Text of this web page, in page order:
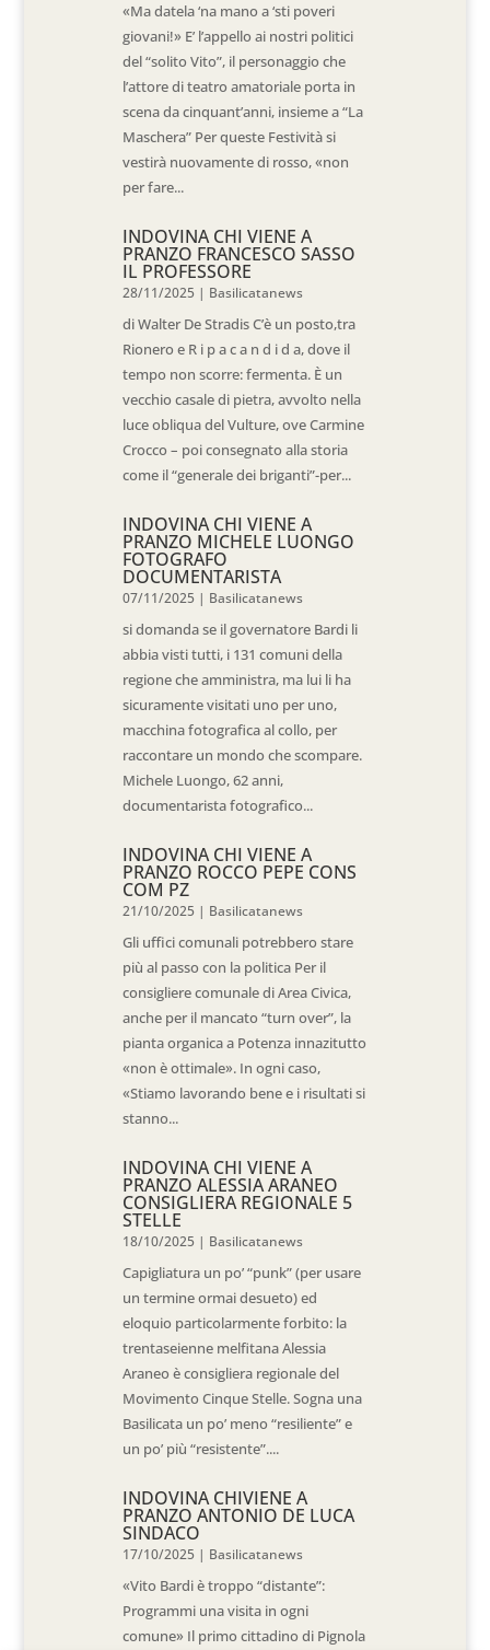
«Ma datela ‘na mano a ‘sti poveri
giovani!» E’ l’appello ai nostri politici
del “solito Vito”, il personaggio che
l’attore di teatro amatoriale porta in
scena da cinquant’anni, insieme a “La
Maschera” Per queste Festività si
vestirà nuovamente di rosso, «non
per fare...
INDOVINA CHI VIENE A
PRANZO FRANCESCO SASSO
IL PROFESSORE
28/11/2025 | Basilicatanews
di Walter De Stradis C’è un posto,tra
Rionero e R i p a c a n d i d a, dove il
tempo non scorre: fermenta. È un
vecchio casale di pietra, avvolto nella
luce obliqua del Vulture, ove Carmine
Crocco – poi consegnato alla storia
come il “generale dei briganti”-per...
INDOVINA CHI VIENE A
PRANZO MICHELE LUONGO
FOTOGRAFO
DOCUMENTARISTA
07/11/2025 | Basilicatanews
si domanda se il governatore Bardi li
abbia visti tutti, i 131 comuni della
regione che amministra, ma lui li ha
sicuramente visitati uno per uno,
macchina fotografica al collo, per
raccontare un mondo che scompare.
Michele Luongo, 62 anni,
documentarista fotografico...
INDOVINA CHI VIENE A
PRANZO ROCCO PEPE CONS
COM PZ
21/10/2025 | Basilicatanews
Gli uffici comunali potrebbero stare
più al passo con la politica Per il
consigliere comunale di Area Civica,
anche per il mancato “turn over”, la
pianta organica a Potenza innazitutto
«non è ottimale». In ogni caso,
«Stiamo lavorando bene e i risultati si
stanno...
INDOVINA CHI VIENE A
PRANZO ALESSIA ARANEO
CONSIGLIERA REGIONALE 5
STELLE
18/10/2025 | Basilicatanews
Capigliatura un po’ “punk” (per usare
un termine ormai desueto) ed
eloquio particolarmente forbito: la
trentaseienne melfitana Alessia
Araneo è consigliera regionale del
Movimento Cinque Stelle. Sogna una
Basilicata un po’ meno “resiliente” e
un po’ più “resistente”....
INDOVINA CHIVIENE A
PRANZO ANTONIO DE LUCA
SINDACO
17/10/2025 | Basilicatanews
«Vito Bardi è troppo “distante”:
Programmi una visita in ogni
comune» Il primo cittadino di Pignola